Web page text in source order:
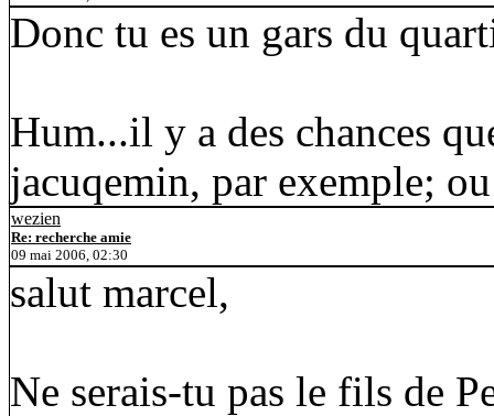
Donc tu es un gars du
Hum...il y a des chances
jacuqemin, par exemple;
wezien
Re: recherche amie
09 mai 2006, 02:30
salut marcel,
Ne serais-tu pas le fils de